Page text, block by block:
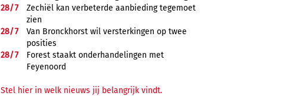
28/7
Zechiël kan verbeterde aanbieding tegemoet
zien
28/7
Van Bronckhorst wil versterkingen op twee
posities
28/7
Forest staakt onderhandelingen met
Feyenoord
Stel hier in welk nieuws jij belangrijk vindt.